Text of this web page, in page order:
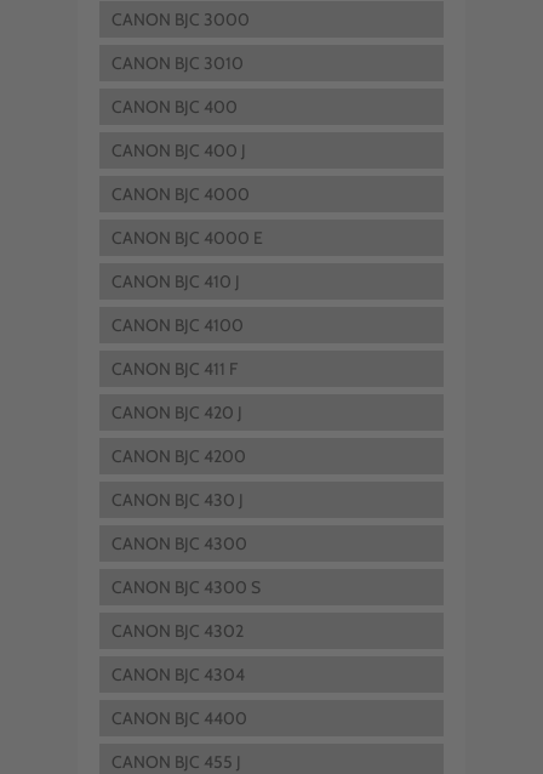
CANON BJC 3000
CANON BJC 3010
CANON BJC 400
CANON BJC 400 J
CANON BJC 4000
CANON BJC 4000 E
CANON BJC 410 J
CANON BJC 4100
CANON BJC 411 F
CANON BJC 420 J
CANON BJC 4200
CANON BJC 430 J
CANON BJC 4300
CANON BJC 4300 S
CANON BJC 4302
CANON BJC 4304
CANON BJC 4400
CANON BJC 455 J